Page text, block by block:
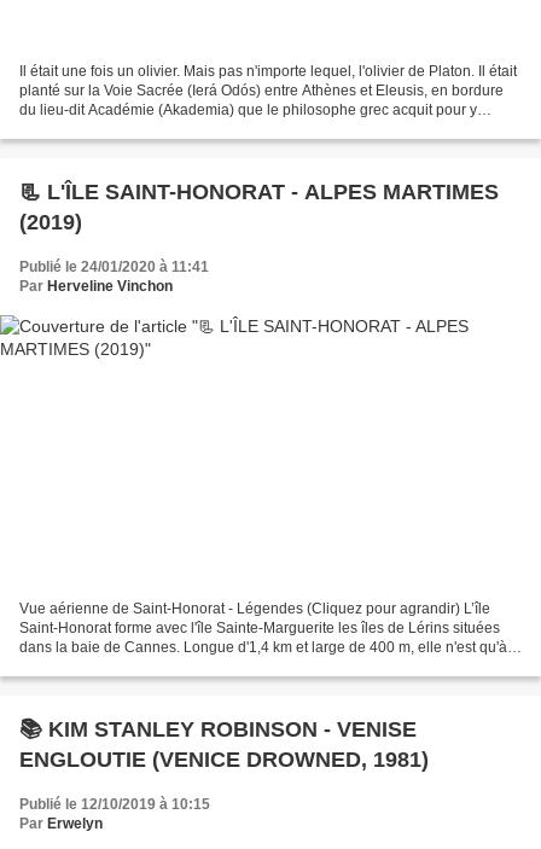
Il était une fois un olivier. Mais pas n'importe lequel, l'olivier de Platon. Il était
planté sur la Voie Sacrée (Ierá Odós) entre Athènes et Eleusis, en bordure
du lieu-dit Académie (Akademia) que le philosophe grec acquit pour y
📃 L'ÎLE SAINT-HONORAT - ALPES MARTIMES
(2019)
Publié le 24/01/2020 à 11:41
Par Herveline Vinchon
Vue aérienne de Saint-Honorat - Légendes (Cliquez pour agrandir) L’île
Saint-Honorat forme avec l'île Sainte-Marguerite les îles de Lérins situées
dans la baie de Cannes. Longue d'1,4 km et large de 400 m, elle n'est qu'à
📚 KIM STANLEY ROBINSON - VENISE
ENGLOUTIE (VENICE DROWNED, 1981)
Publié le 12/10/2019 à 10:15
Par Erwelyn